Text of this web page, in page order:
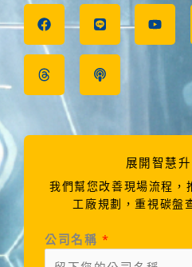
F
a
c
e
b
o
o
L
i
e
Y
o
t
T
h
r
e
a
d
s
P
o
c
a
s
t
展開智慧
我們幫您改善現場流程，
工廠規劃，重視碳盤
公司名稱 *